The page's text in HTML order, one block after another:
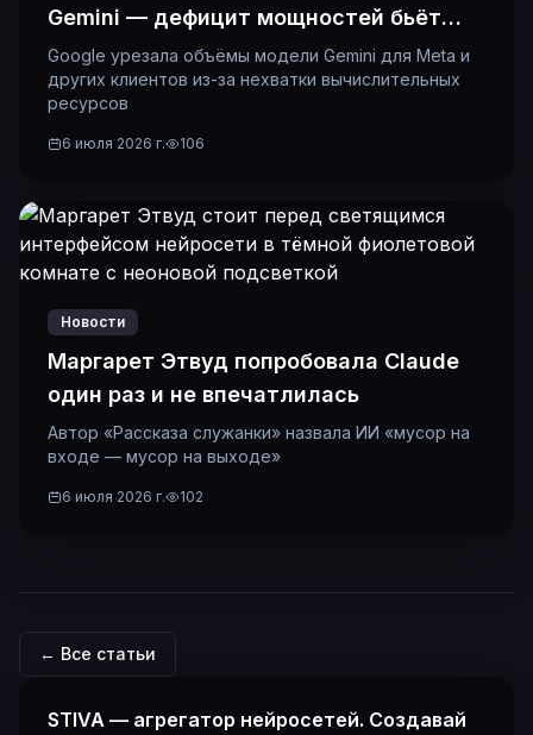
Gemini — дефицит мощностей бьёт
даже гигантов
Google урезала объёмы модели Gemini для Meta и
других клиентов из-за нехватки вычислительных
ресурсов
6 июля 2026 г. 106
Новости
Маргарет Этвуд попробовала Claude
один раз и не впечатлилась
Автор «Рассказа служанки» назвала ИИ «мусор на
входе — мусор на выходе»
6 июля 2026 г. 102
← Все статьи
STIVA — агрегатор нейросетей. Создавай